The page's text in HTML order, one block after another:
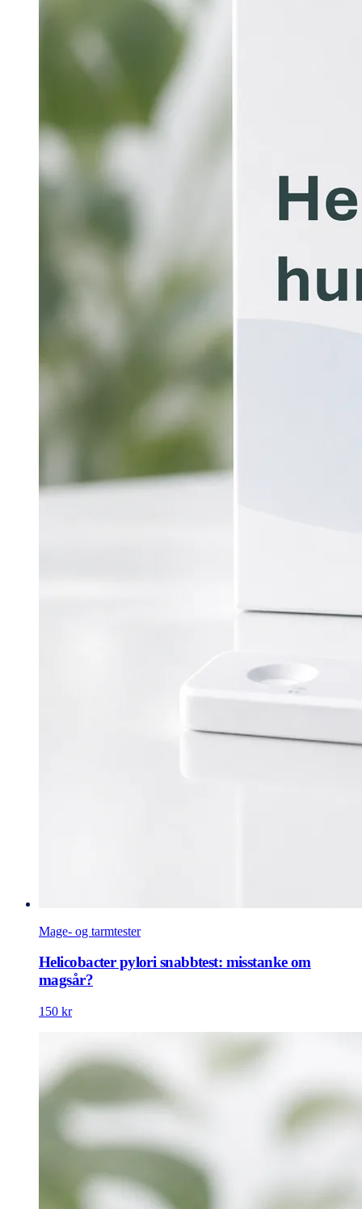
Mage- og tarmtester
Helicobacter pylori snabbtest: misstanke om
magsår?
150 kr